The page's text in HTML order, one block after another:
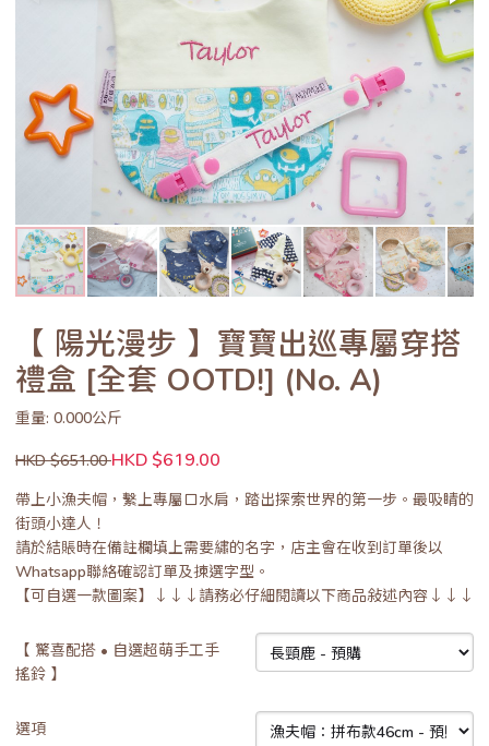
【 陽光漫步 】寶寶出巡專屬穿搭
禮盒 [全套 OOTD!] (No. A)
重量: 0.000公斤
HKD $651.00HKD $619.00
帶上小漁夫帽，繫上專屬口水肩，踏出探索世界的第一步。最吸睛的
街頭小達人！
請於結賬時在備註欄填上需要繡的名字，店主會在收到訂單後以
Whatsapp聯絡確認訂單及揀選字型。
【可自選一款圖案】↓↓↓請務必仔細閱讀以下商品敍述內容↓↓↓
【 驚喜配搭 • 自選超萌手工手
搖鈴 】
選項